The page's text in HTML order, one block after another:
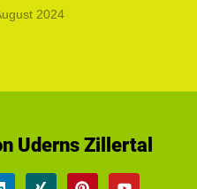
2024
Uderns Zillertal